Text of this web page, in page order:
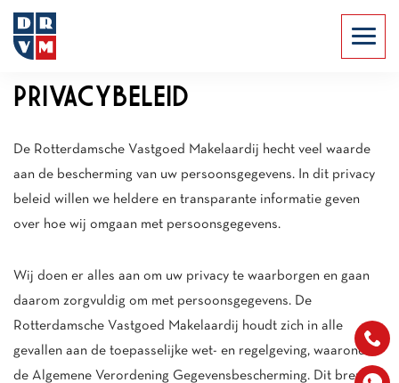
PRIVACYBELEID
De Rotterdamsche Vastgoed Makelaardij hecht veel waarde
aan de bescherming van uw persoonsgegevens. In dit privacy
beleid willen we heldere en transparante informatie geven
over hoe wij omgaan met persoonsgegevens.
Wij doen er alles aan om uw privacy te waarborgen en gaan
daarom zorgvuldig om met persoonsgegevens. De
Rotterdamsche Vastgoed Makelaardij houdt zich in alle
gevallen aan de toepasselijke wet- en regelgeving, waaronder
de Algemene Verordening Gegevensbescherming. Dit brengt